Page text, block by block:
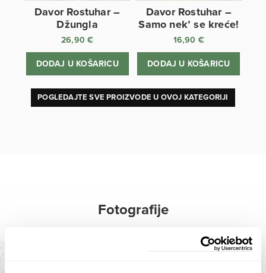
Davor Rostuhar –
Džungla
26,90€
DODAJ U KOŠARICU
Davor Rostuhar –
Samo nek’ se kreće!
16,90 €
DODAJ U KOŠARICU
POGLEDAJTE SVE PROIZVODE U OVOJ KATEGORIJI
Fotografije